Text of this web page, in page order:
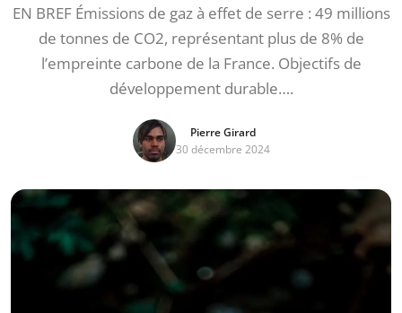
EN BREF Émissions de gaz à effet de serre : 49 millions
de tonnes de CO2, représentant plus de 8% de
l’empreinte carbone de la France. Objectifs de
développement durable….
Pierre Girard
30 décembre 2024